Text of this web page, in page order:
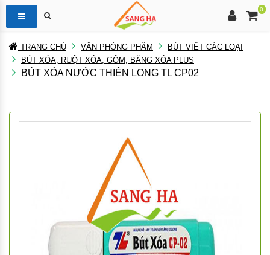
0
TRANG CHỦ VĂN PHÒNG PHẨM
BÚT VIẾT CÁC LOẠI
BÚT XÓA, RUỘT XÓA, GÔM, BĂNG XÓA PLUS
BÚT XÓA NƯỚC THIÊN LONG TL CP02